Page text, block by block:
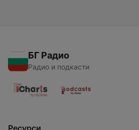
БГ Радио
Радио и подкасти